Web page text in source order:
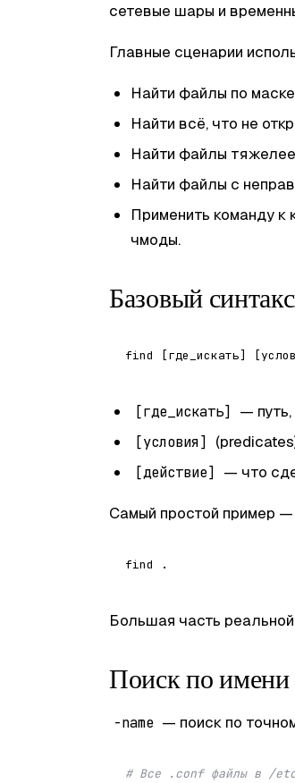
сетевые шары и
Главные сценарии
Найти файлы по
Найти всё, что не
Найти файлы
Найти файлы с
Применить команду
чмоды.
Базовый
[где_искать] —
[условия]
[действие] — что
Самый простой пример
Большая часть
Поиск по имени
-name — поиск по
# Все .conf файлы в /